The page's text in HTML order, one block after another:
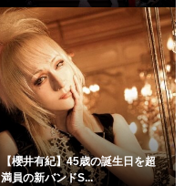
【櫻井有紀】45歳の誕生日を超
満員の新バンドS...